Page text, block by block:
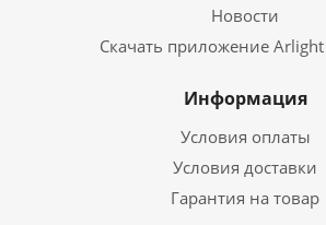
Новости
Скачать приложение
Информация
Условия оплаты
Условия доставки
Гарантия на товар